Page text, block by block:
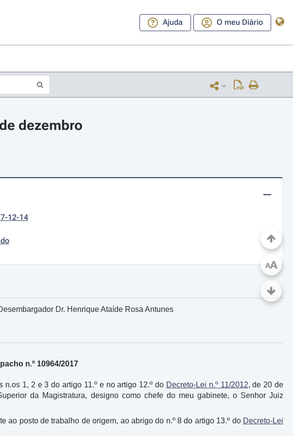
Ajuda O meu Diário
dezembro
12-14
Dr. Henrique Ataíde Rosa Antunes
n.º 10964/2017
1, 2 e 3 do artigo 11.º e no artigo 12.º do Decreto-Lei n.º 11/2012, de 20 de
da Magistratura, designo como chefe do meu gabinete, o Senhor Juiz
ao posto de trabalho de origem, ao abrigo do n.º 8 do artigo 13.º do Decreto-Lei
AA